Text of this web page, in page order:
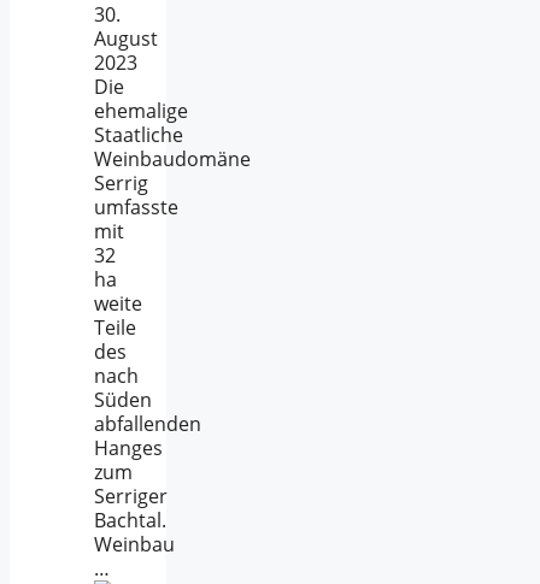
30.
August
2023
Die
ehemalige
Staatliche
Weinbaudomäne
Serrig
umfasste
mit
32
ha
weite
Teile
des
nach
Süden
abfallenden
Hanges
zum
Serriger
Bachtal.
Weinbau
…